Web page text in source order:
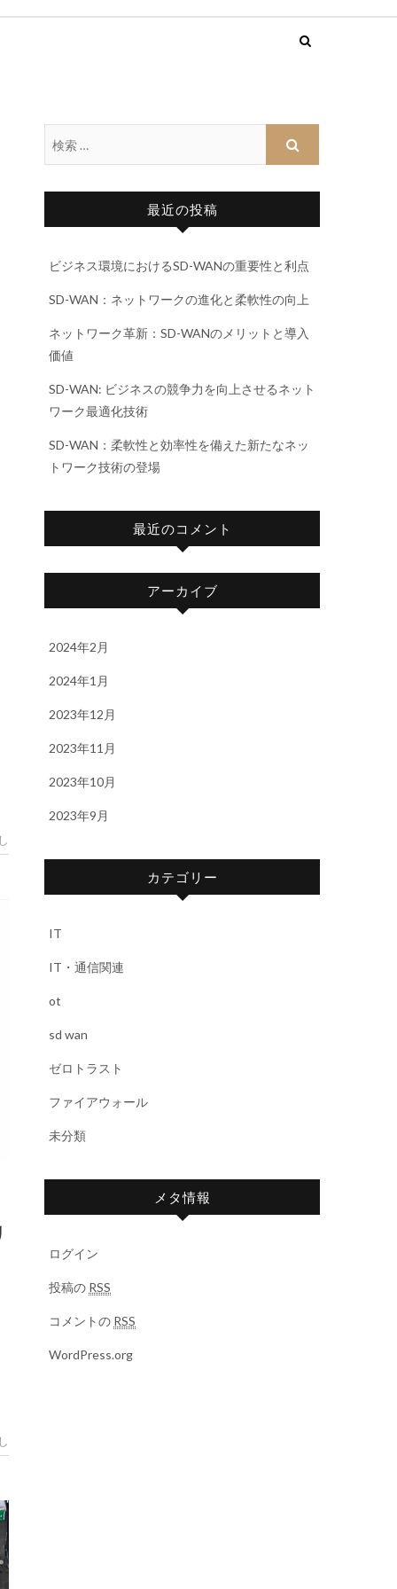
最近の投稿
ビジネス環境におけるSD-WANの重要性と利点
SD-WAN：ネットワークの進化と柔軟性の向上
ネットワーク革新：SD-WANのメリットと導入
価値
SD-WAN: ビジネスの競争力を向上させるネット
ワーク最適化技術
SD-WAN：柔軟性と効率性を備えた新たなネッ
トワーク技術の登場
最近のコメント
アーカイブ
2024年2月
2024年1月
2023年12月
2023年11月
2023年10月
2023年9月
カテゴリー
IT
IT・通信関連
ot
sd wan
ゼロトラスト
ファイアウォール
未分類
メタ情報
ログイン
投稿の RSS
コメントの RSS
WordPress.org